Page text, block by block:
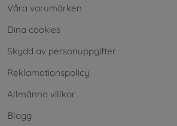
Våra varumärken
Dina cookies
Skydd av personuppgifter
Reklamationspolicy
Allmänna villkor
Blogg